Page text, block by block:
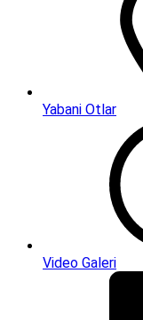
Yabani Otlar
Video Galeri